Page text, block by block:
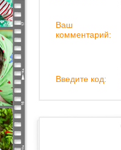
Ваш
комментарий:
Введите код: